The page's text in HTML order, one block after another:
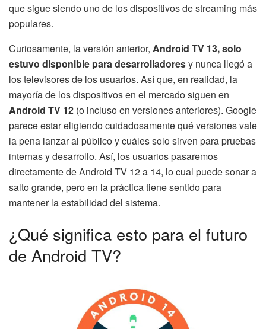
que sigue siendo uno de los dispositivos de streaming más
populares.
Curiosamente, la versión anterior, Android TV 13, solo
estuvo disponible para desarrolladoresy nunca llegó a
los televisores de los usuarios. Así que, en realidad, la
mayoría de los dispositivos en el mercado siguen en
Android TV 12 (o incluso en versiones anteriores). Google
parece estar eligiendo cuidadosamente qué versiones vale
la pena lanzar al público y cuáles solo sirven para pruebas
internas y desarrollo. Así, los usuarios pasaremos
directamente de Android TV 12 a 14, lo cual puede sonar a
salto grande, pero en la práctica tiene sentido para
mantener la estabilidad del sistema.
¿Qué significa esto para el futuro
de Android TV?